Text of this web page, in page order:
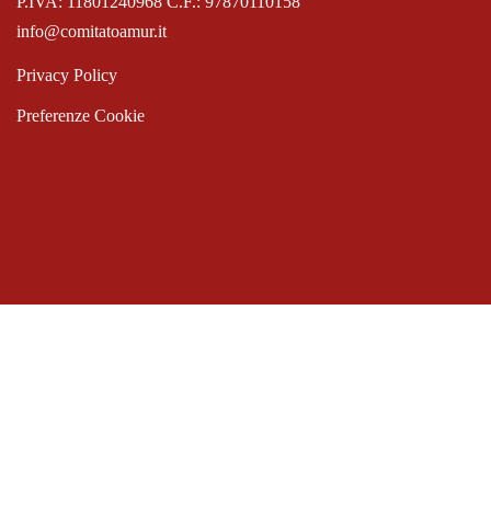
info@comitatoamur.it
Privacy Policy
Preferenze Cookie